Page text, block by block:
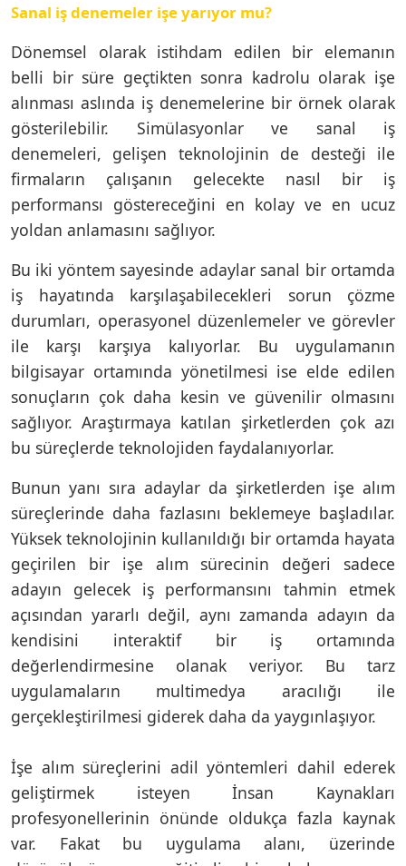
Sanal iş denemeler işe yarıyor mu?
Dönemsel olarak istihdam edilen bir elemanın
belli bir süre geçtikten sonra kadrolu olarak işe
alınması aslında iş denemelerine bir örnek olarak
gösterilebilir. Simülasyonlar ve sanal iş
denemeleri, gelişen teknolojinin de desteği ile
firmaların çalışanın gelecekte nasıl bir iş
performansı göstereceğini en kolay ve en ucuz
yoldan anlamasını sağlıyor.
Bu iki yöntem sayesinde adaylar sanal bir ortamda
iş hayatında karşılaşabilecekleri sorun çözme
durumları, operasyonel düzenlemeler ve görevler
ile karşı karşıya kalıyorlar. Bu uygulamanın
bilgisayar ortamında yönetilmesi ise elde edilen
sonuçların çok daha kesin ve güvenilir olmasını
sağlıyor. Araştırmaya katılan şirketlerden çok azı
bu süreçlerde teknolojiden faydalanıyorlar.
Bunun yanı sıra adaylar da şirketlerden işe alım
süreçlerinde daha fazlasını beklemeye başladılar.
Yüksek teknolojinin kullanıldığı bir ortamda hayata
geçirilen bir işe alım sürecinin değeri sadece
adayın gelecek iş performansını tahmin etmek
açısından yararlı değil, aynı zamanda adayın da
kendisini interaktif bir iş ortamında
değerlendirmesine olanak veriyor. Bu tarz
uygulamaların multimedya aracılığı ile
gerçekleştirilmesi giderek daha da yaygınlaşıyor.
İşe alım süreçlerini adil yöntemleri dahil ederek
geliştirmek isteyen İnsan Kaynakları
profesyonellerinin önünde oldukça fazla kaynak
var. Fakat bu uygulama alanı, üzerinde